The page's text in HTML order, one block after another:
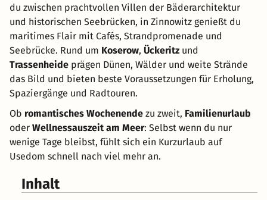
du zwischen prachtvollen Villen der Bäderarchitektur
und historischen Seebrücken, in Zinnowitz genießt du
maritimes Flair mit Cafés, Strandpromenade und
Seebrücke. Rund um Koserow, Ückeritz und
Trassenheide prägen Dünen, Wälder und weite Strände
das Bild und bieten beste Voraussetzungen für Erholung,
Spaziergänge und Radtouren.
Ob romantisches Wochenende zu zweit, Familienurlaub
oder Wellnessauszeit am Meer: Selbst wenn du nur
wenige Tage bleibst, fühlt sich ein Kurzurlaub auf
Usedom schnell nach viel mehr an.
Inhalt